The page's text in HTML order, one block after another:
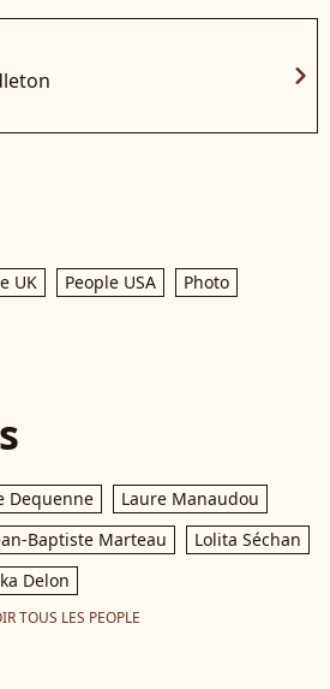
chevron_right
UK People USA
Photo
Dequenne
Laure Manaudou
Baptiste Marteau
Lolita Séchan
Delon
TOUS LES PEOPLE